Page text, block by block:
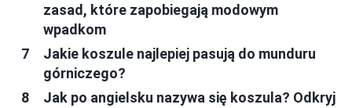
zasad, które zapobiegają modowym
wpadkom
Jakie koszule najlepiej pasują do munduru
górniczego?
Jak po angielsku nazywa się koszula? Odkryj